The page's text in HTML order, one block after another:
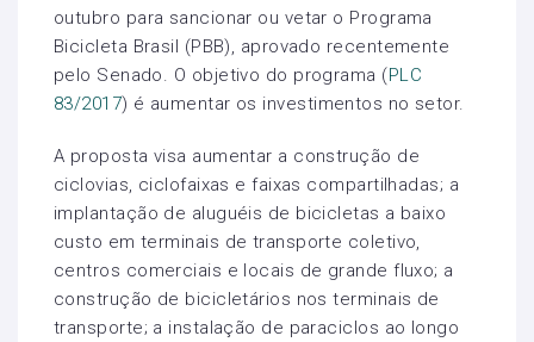
outubro para sancionar ou vetar o Programa
Bicicleta Brasil (PBB), aprovado recentemente
pelo Senado. O objetivo do programa (PLC
83/2017) é aumentar os investimentos no setor.
A proposta visa aumentar a construção de
ciclovias, ciclofaixas e faixas compartilhadas; a
implantação de aluguéis de bicicletas a baixo
custo em terminais de transporte coletivo,
centros comerciais e locais de grande fluxo; a
construção de bicicletários nos terminais de
transporte; a instalação de paraciclos ao longo